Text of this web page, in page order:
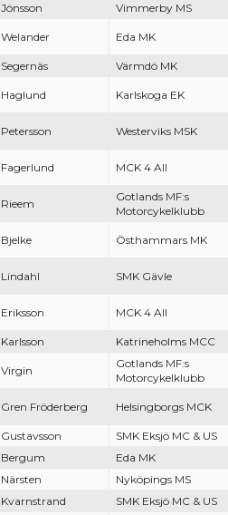
Jönsson Vimmerby MS
Welander Eda MK
Segernäs Värmdö MK
Haglund Karlskoga EK
Petersson Westerviks MSK
Fagerlund MCK 4 All
Rieem
Gotlands MF:s
Motorcykelklubb
Bjelke Östhammars MK
Lindahl SMK Gävle
Eriksson MCK 4 All
Karlsson Katrineholms MCC
Virgin
Gotlands MF:s
Motorcykelklubb
Gren Fröderberg Helsingborgs MCK
Gustavsson
SMK Eksjö MC & US
Bergum
Eda MK
Närsten
Nyköpings MS
Kvarnstrand
SMK Eksjö MC & US